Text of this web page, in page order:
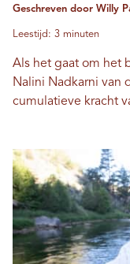
Geschreven door Willy
Leestijd: 3 minuten
Als het gaat om het
Nalini Nadkarni van
cumulatieve kracht